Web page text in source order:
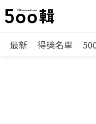
最新 得獎名單